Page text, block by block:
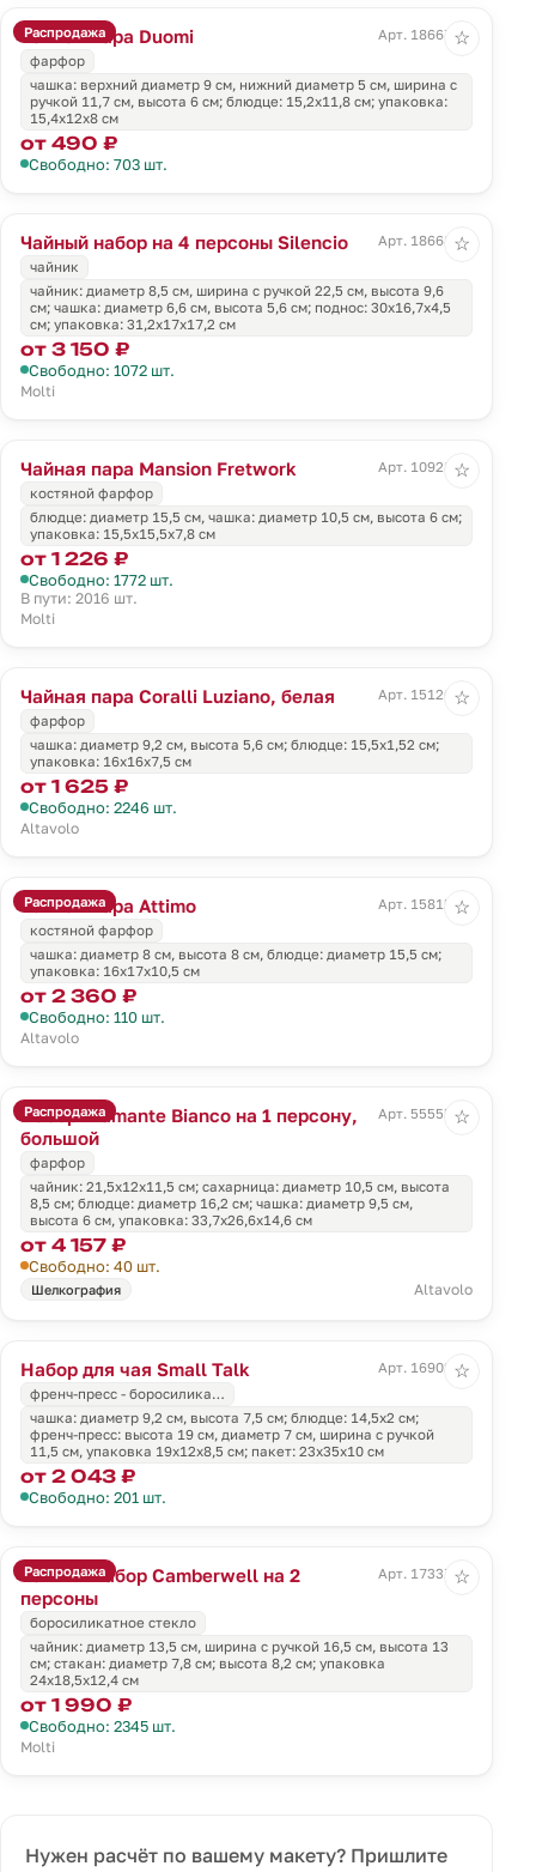
Распродажа
Чайная пара Duomi
Арт. 18667.00
фарфор
чашка: верхний диаметр 9 см, нижний диаметр 5 см, ширина с
ручкой 11,7 см, высота 6 см; блюдце: 15,2х11,8 см; упаковка:
15,4х12х8 см
от 490 ₽
Свободно: 703 шт.
☆
Чайный набор на 4 персоны Silencio
Арт. 18668.60
чайник
чайник: диаметр 8,5 см, ширина с ручкой 22,5 см, высота 9,6
см; чашка: диаметр 6,6 см, высота 5,6 см; поднос: 30х16,7х4,5
см; упаковка: 31,2х17х17,2 см
от 3 150 ₽
Свободно: 1072 шт.
Molti
☆
Чайная пара Mansion Fretwork
Арт. 10928.60
костяной фарфор
блюдце: диаметр 15,5 см, чашка: диаметр 10,5 см, высота 6 см;
упаковка: 15,5х15,5х7,8 см
от 1 226 ₽
Свободно: 1772 шт.
В пути: 2016 шт.
Molti
☆
Чайная пара Coralli Luziano, белая
Арт. 15120.60
фарфор
чашка: диаметр 9,2 см, высота 5,6 см; блюдце: 15,5x1,52 см;
упаковка: 16х16х7,5 см
от 1 625 ₽
Свободно: 2246 шт.
Altavolo
☆
Распродажа
Чайная пара Attimo
Арт. 15815.60
костяной фарфор
чашка: диаметр 8 см, высота 8 см, блюдце: диаметр 15,5 см;
упаковка: 16х17х10,5 см
от 2 360 ₽
Свободно: 110 шт.
Altavolo
☆
Распродажа
Набор Diamante Bianco на 1 персону,
большой
Арт. 55555.04
фарфор
чайник: 21,5х12х11,5 см; сахарница: диаметр 10,5 см, высота
8,5 см; блюдце: диаметр 16,2 см; чашка: диаметр 9,5 см,
высота 6 см, упаковка: 33,7x26,6x14,6 см
от 4 157 ₽
Свободно: 40 шт.
Шелкография Altavolo
☆
Набор для чая Small Talk
Арт. 16902.00
френч-пресс - боросилика…
чашка: диаметр 9,2 см, высота 7,5 см; блюдце: 14,5x2 см;
френч-пресс: высота 19 см, диаметр 7 см, ширина с ручкой
11,5 см, упаковка 19х12х8,5 см; пакет: 23х35х10 см
от 2 043 ₽
Свободно: 201 шт.
☆
Распродажа
Чайный набор Camberwell на 2
персоны
Арт. 17337.00
боросиликатное стекло
чайник: диаметр 13,5 см, ширина с ручкой 16,5 см, высота 13
см; стакан: диаметр 7,8 см; высота 8,2 см; упаковка
24х18,5х12,4 см
от 1 990 ₽
Свободно: 2345 шт.
Molti
☆
Нужен расчёт по вашему макету? Пришлите